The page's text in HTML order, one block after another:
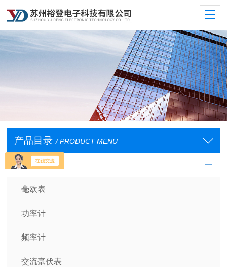
产品目录 / PRODUCT MENU
基础测量仪器
毫欧表
功率计
频率计
交流毫伏表